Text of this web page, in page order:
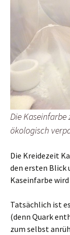
Die
ökologisch
Die Kreidezeit
den ersten Blick
Kaseinfarbe
Tatsächlich ist
(denn Quark
zum selbst